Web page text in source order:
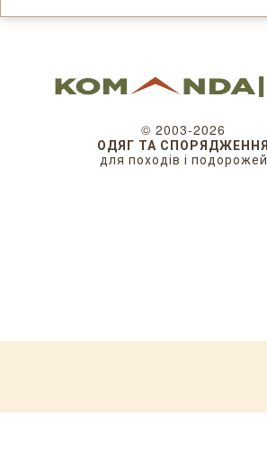
© 2003-2026
ОДЯГ ТА СПОРЯДЖЕННЯ
для походів і подорожей